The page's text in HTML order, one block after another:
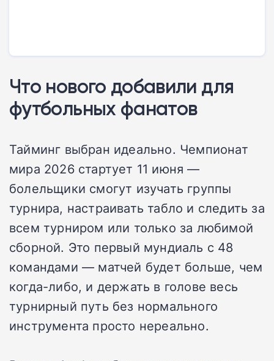
Что нового добавили для
футбольных фанатов
Тайминг выбран идеально. Чемпионат
мира 2026 стартует 11 июня —
болельщики смогут изучать группы
турнира, настраивать табло и следить за
всем турниром или только за любимой
сборной. Это первый мундиаль с 48
командами — матчей будет больше, чем
когда-либо, и держать в голове весь
турнирный путь без нормального
инструмента просто нереально.